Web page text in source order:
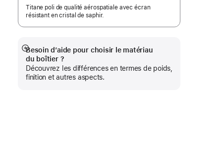
Titane poli de qualité aérospatiale avec écran
résistant en cristal de saphir.
Besoin d’aide pour choisir le matériau
du boîtier ?
Découvrez les différences en termes de poids,
finition et autres aspects.
Afficher
plus